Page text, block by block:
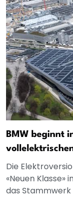
BMW beginnt
Die
«Neuen Klasse»
das Stammwerk